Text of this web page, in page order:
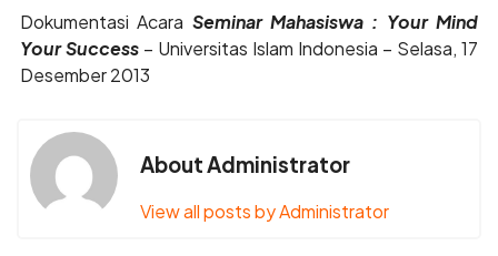
Dokumentasi Acara Seminar Mahasiswa : Your Mind
Your Success – Universitas Islam Indonesia – Selasa, 17
Desember 2013
About Administrator
View all posts by Administrator